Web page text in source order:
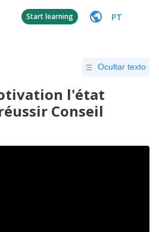
Start learning PT
Ocultar texto
l'état
Conseil